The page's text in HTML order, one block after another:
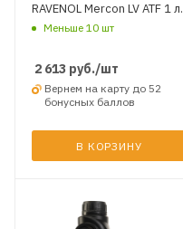
RAVENOL Mercon LV ATF 1 л.
Меньше 10 шт
2 613 руб./шт
Вернем на карту до 52
бонусных баллов
В КОРЗИНУ